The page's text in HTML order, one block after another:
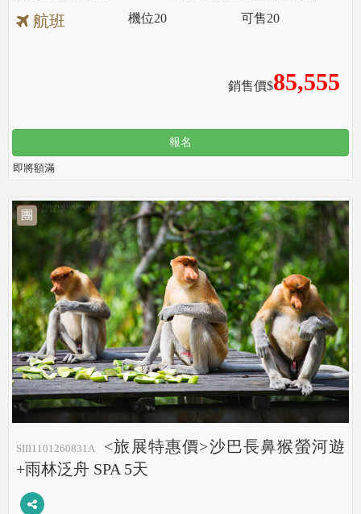
航班
銷售價$85,555
機位20 可售20
報名
即將額滿
團
SIII1101260831A
<旅展特惠價>沙巴長鼻猴螢河遊
+雨林泛舟 SPA 5天